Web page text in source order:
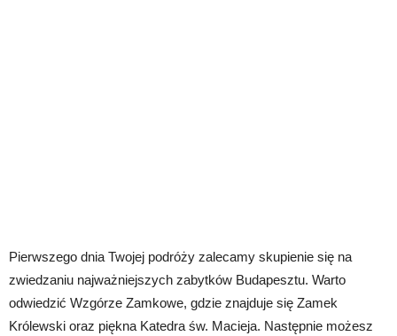
Pierwszego dnia Twojej podróży zalecamy skupienie się na
zwiedzaniu najważniejszych zabytków Budapesztu. Warto
odwiedzić Wzgórze Zamkowe, gdzie znajduje się Zamek
Królewski oraz piękna Katedra św. Macieja. Następnie możesz